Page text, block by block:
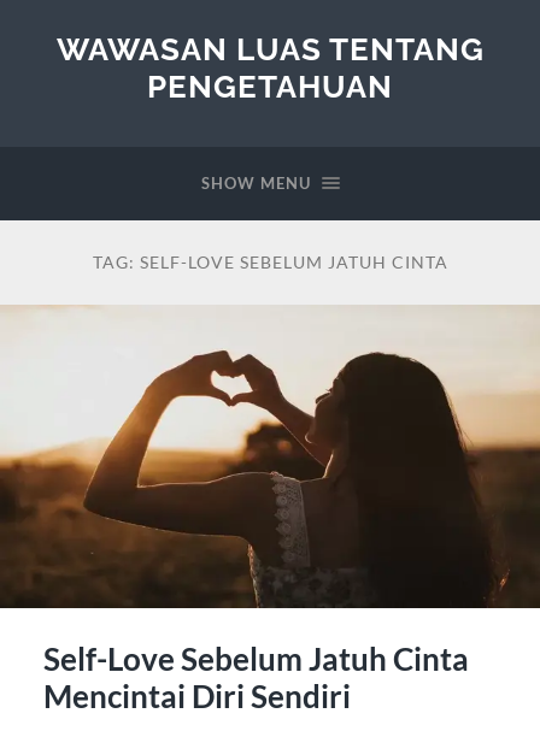
WAWASAN LUAS TENTANG
PENGETAHUAN
SHOW MENU
TAG: SELF-LOVE SEBELUM JATUH CINTA
Self-Love Sebelum Jatuh Cinta
Mencintai Diri Sendiri